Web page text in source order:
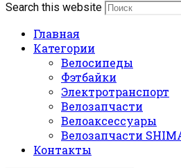
Search this website
Главная
Категории
Велосипеды
Фэтбайки
Электротранспорт
Велозапчасти
Велоаксессуары
Велозапчасти
Контакты